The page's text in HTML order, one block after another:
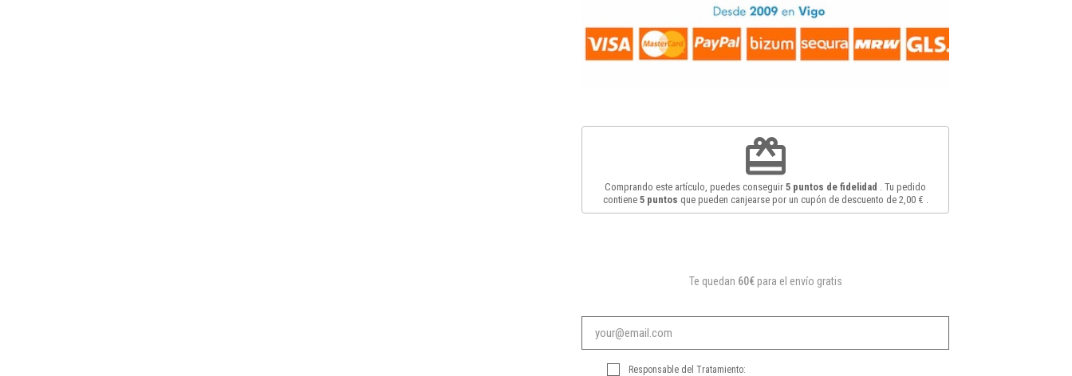
redeem
Comprando este artículo, puedes conseguir 5 puntos de fidelidad . Tu pedido
contiene 5puntos que pueden canjearse por un cupón de descuento de 2,00 €
Te quedan 60€para el envío gratis
Responsable del Tratamiento: